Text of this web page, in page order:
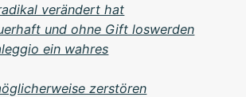
verändert hat
und ohne Gift loswerden
ein wahres
zerstören